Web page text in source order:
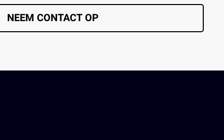
NEEM CONTACT OP